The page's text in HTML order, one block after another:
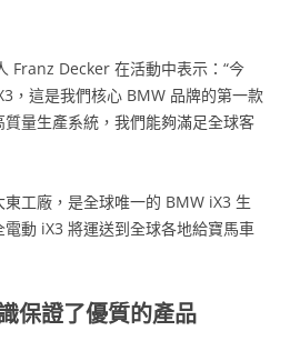
Franz Decker 在活動中表示：“今
，這是我們核心 BMW 品牌的第一款
量生產系統，我們能夠滿足全球客
工廠，是全球唯一的 BMW iX3 生
動 iX3 將運送到全球各地給寶馬車
保證了優質的產品